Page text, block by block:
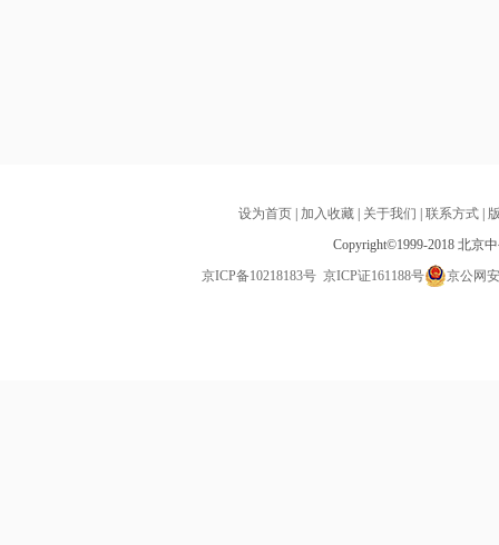
设为首页 加入收藏 关于我们 联系方式
Copyright©1999-2018 北京
京ICP备10218183号 京ICP证161188号 京公网